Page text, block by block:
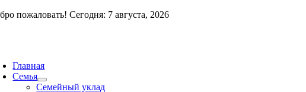
Skipпожаловать! Сегодня: 7 августа, 2026
Главная
Семья
Семейный уклад